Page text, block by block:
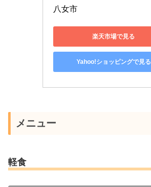
八女市
楽天市場で見る
Yahoo!ショッピングで見る
メニュー
軽食